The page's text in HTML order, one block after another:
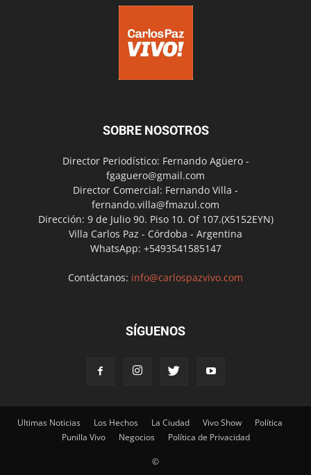
SOBRE NOSOTROS
Director Periodístico: Fernando Agüero -
fgaguero@gmail.com
Director Comercial: Fernando Villa -
fernando.villa@fmazul.com
Dirección: 9 de Julio 90. Piso 10. Of 107.(X5152EYN)
Villa Carlos Paz - Córdoba - Argentina
WhatsApp: +5493541585147
Contáctanos: info@carlospazvivo.com
SÍGUENOS
Ultimas Noticias Los Hechos La Ciudad Vivo Show
Política
Punilla Vivo
Negocios Política de Privacidad
©